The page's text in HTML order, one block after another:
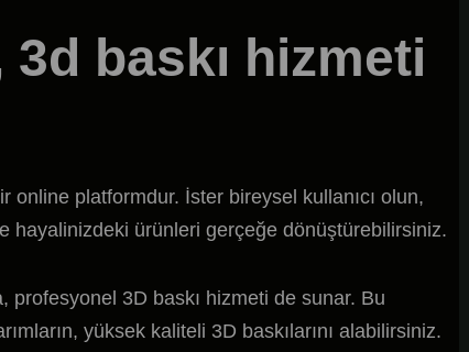
3d baskı hizmeti
online platformdur. İster bireysel kullanıcı olun,
hayalinizdeki ürünleri gerçeğe dönüştürebilirsiniz.
profesyonel 3D baskı hizmeti de sunar. Bu
yüksek kaliteli 3D baskılarını alabilirsiniz.